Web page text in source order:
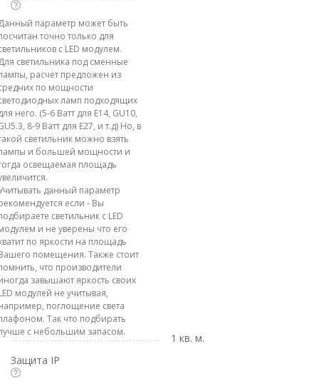
параметр может быть
точно только для
с LED модулем.
светильника под сменные
расчет предложен из
по мощности
ламп подходящих
него. (5-6 Ватт для E14, GU10,
8-9 Ватт для E27, и т.д) Но, в
светильник можно взять
и большей мощности и
освещаемая площадь
данный параметр
если - Вы
светильник с LED
и не уверены что его
по яркости на площадь
помещения. Также стоит
что производители
завышают яркость своих
модулей не учитывая,
поглощение света
Так что подбирать
с небольшим запасом.
1 кв. м.
Защита IP